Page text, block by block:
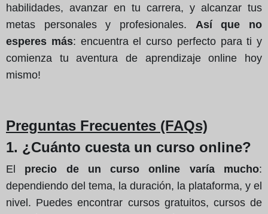
habilidades, avanzar en tu carrera, y alcanzar tus
metas personales y profesionales. Así que no
esperes más: encuentra el curso perfecto para ti y
comienza tu aventura de aprendizaje online hoy
mismo!
Preguntas Frecuentes (FAQs)
1. ¿Cuánto cuesta un curso online?
El precio de un curso online varía mucho:
dependiendo del tema, la duración, la plataforma, y el
nivel. Puedes encontrar cursos gratuitos, cursos de